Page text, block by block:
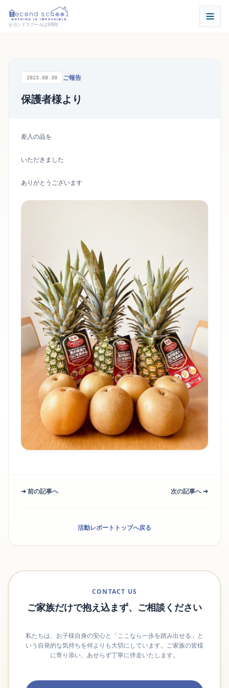
セカンドスクールは9周年
2023.08.30 ご報告
保護者様より
差入の品を
いただきました
ありがとうございます
➔ 前の記事へ 次の記事へ ➔
活動レポートトップへ戻る
CONTACT US
ご家族だけで抱え込まず、ご相談ください
私たちは、お子様自身の安心と「ここなら一歩を踏み出せる」と
いう自発的な気持ちを何よりも大切にしています。ご家族の皆様
に寄り添い、あせらず丁寧に伴走いたします。